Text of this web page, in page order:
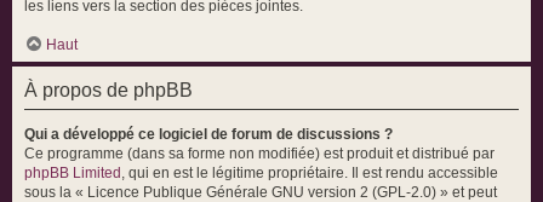
les liens vers la section des pièces jointes.
Haut
À propos de phpBB
Qui a développé ce logiciel de forum de discussions ?
Ce programme (dans sa forme non modifiée) est produit et distribué par
phpBB Limited , qui en est le légitime propriétaire. Il est rendu accessible
sous la « Licence Publique Générale GNU version 2 (GPL-2.0) » et peut